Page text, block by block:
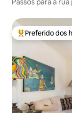
Entre os
Preferido dos